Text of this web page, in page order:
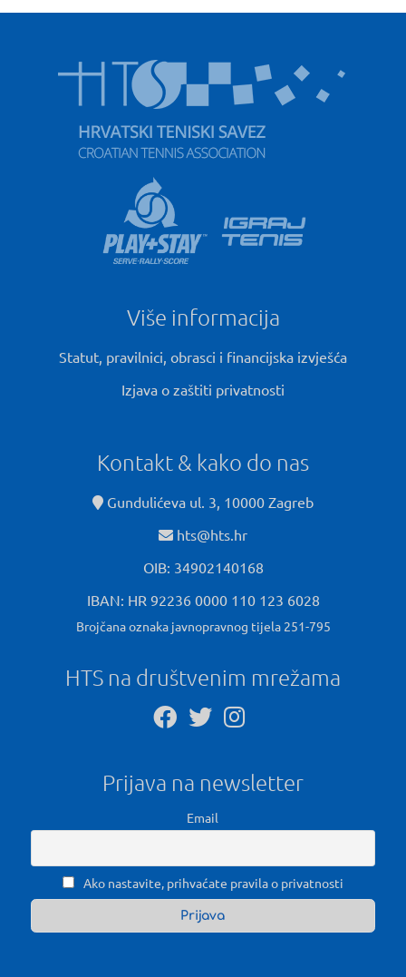
Više informacija
Statut, pravilnici, obrasci i financijska izvješća
Izjava o zaštiti privatnosti
Kontakt & kako do nas
Gundulićeva ul. 3, 10000 Zagreb
hts@hts.hr
OIB: 34902140168
IBAN: HR 92236 0000 110 123 6028
Brojčana oznaka javnopravnog tijela 251-795
HTS na društvenim mrežama
Prijava na newsletter
Email
Ako nastavite, prihvaćate pravila o privatnosti